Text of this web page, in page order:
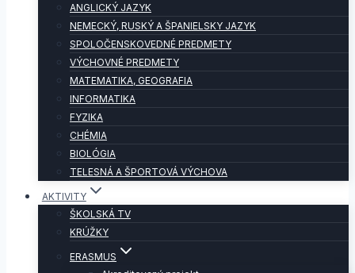
ANGLICKÝ JAZYK
NEMECKÝ, RUSKÝ A ŠPANIELSKY JAZYK
SPOLOČENSKOVEDNÉ PREDMETY
VÝCHOVNÉ PREDMETY
MATEMATIKA, GEOGRAFIA
INFORMATIKA
FYZIKA
CHÉMIA
BIOLÓGIA
TELESNÁ A ŠPORTOVÁ VÝCHOVA
AKTIVITY
ŠKOLSKÁ TV
KRÚŽKY
ERASMUS